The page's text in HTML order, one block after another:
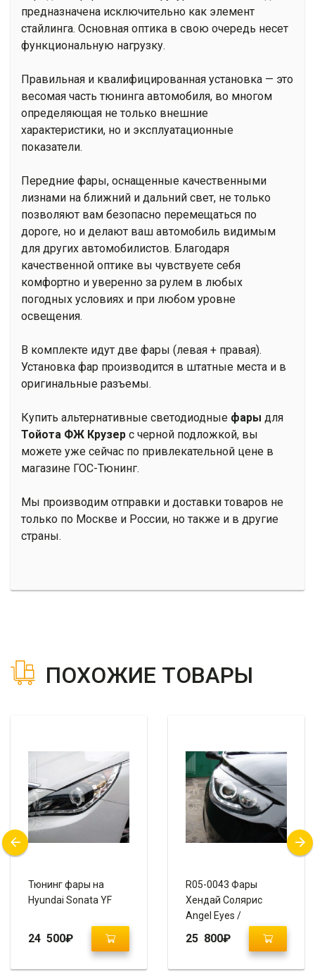
предназначена исключительно как элемент
стайлинга. Основная оптика в свою очередь несет
функциональную нагрузку.
Правильная и квалифицированная установка — это
весомая часть тюнинга автомобиля, во многом
определяющая не только внешние
характеристики, но и эксплуатационные
показатели.
Передние фары, оснащенные качественными
лизнами на ближний и дальний свет, не только
позволяют вам безопасно перемещаться по
дороге, но и делают ваш автомобиль видимым
для других автомобилистов. Благодаря
качественной оптике вы чувствуете себя
комфортно и уверенно за рулем в любых
погодных условиях и при любом уровне
освещения.
В комплекте идут две фары (левая + правая).
Установка фар производится в штатные места и в
оригинальные разъемы.
Купить альтернативные светодиодные фары для
Тойота ФЖ Крузер с черной подложкой, вы
можете уже сейчас по привлекательной цене в
магазине ГОС-Тюнинг.
Мы производим отправки и доставки товаров не
только по Москве и России, но также и в другие
страны.
ПОХОЖИЕ ТОВАРЫ
R05-0042 Задние
фонари «BMW
Hyundai Elantra /
R05-0041 Задние
фонари «BMW
Design» Smoke на
Hyundai Elantra /